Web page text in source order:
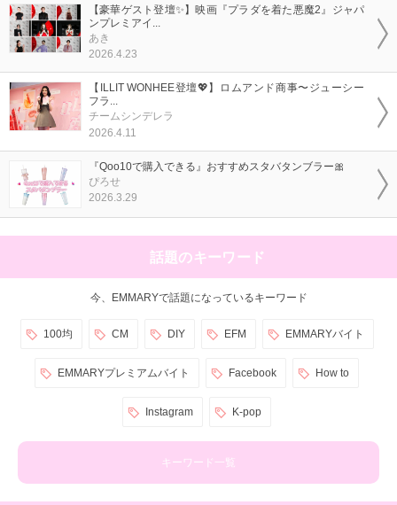
【豪華ゲスト登壇✨】映画『プラダを着た悪魔2』ジャパ
ンプレミアイ...
あき
2026.4.23
【ILLIT WONHEE登壇💖】ロムアンド商事〜ジューシー
フラ...
チームシンデレラ
2026.4.11
『Qoo10で購入できる』おすすめスタバタンブラー🎀
ぴろせ
2026.3.29
話題のキーワード
今、EMMARYで話題になっているキーワード
100均 CM DIY EFM EMMARYバイト
EMMARYプレミアムバイト Facebook How to
Instagram K-pop
キーワード一覧